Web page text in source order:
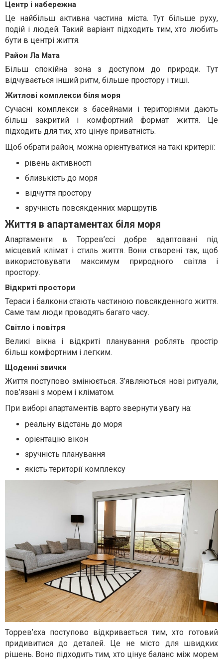
Центр і набережна
Це найбільш активна частина міста. Тут більше руху,
подій і людей. Такий варіант підходить тим, хто любить
бути в центрі життя.
Район Ла Мата
Більш спокійна зона з доступом до природи. Тут
відчувається інший ритм, більше простору і тиші.
Житлові комплекси біля моря
Сучасні комплекси з басейнами і територіями дають
більш закритий і комфортний формат життя. Це
підходить для тих, хто цінує приватність.
Щоб обрати район, можна орієнтуватися на такі критерії:
рівень активності
близькість до моря
відчуття простору
зручність повсякденних маршрутів
Життя в апартаментах біля моря
Апартаменти в Торрев’єсі добре адаптовані під
місцевий клімат і стиль життя. Вони створені так, щоб
використовувати максимум природного світла і
простору.
Відкриті простори
Тераси і балкони стають частиною повсякденного життя.
Саме там люди проводять багато часу.
Світло і повітря
Великі вікна і відкриті планування роблять простір
більш комфортним і легким.
Щоденні звички
Життя поступово змінюється. З’являються нові ритуали,
пов’язані з морем і кліматом.
При виборі апартаментів варто звернути увагу на:
реальну відстань до моря
орієнтацію вікон
зручність планування
якість території комплексу
Торрев’єха поступово відкривається тим, хто готовий
придивитися до деталей. Це не місто для швидких
рішень. Воно підходить тим, хто цінує баланс між морем